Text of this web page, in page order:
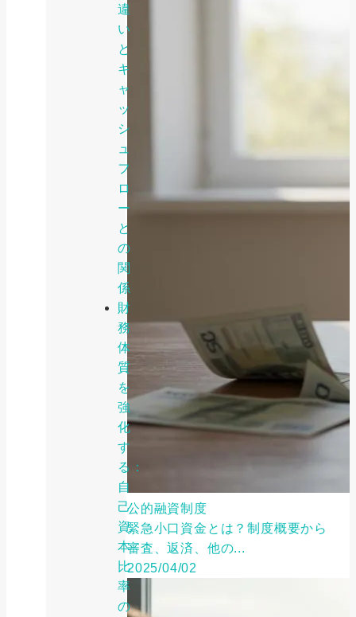
違
い
と
キ
ャ
ッ
シ
ュ
フ
ロ
ー
と
の
関
係
財
務
体
質
を
強
化
す
る：
自
己
資
本
比
率
の
公的融資制度
緊急小口資金とは？制度概要から
審査、返済、他の...
2025/04/02